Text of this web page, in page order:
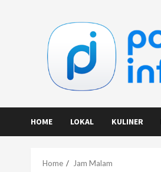
HOME LOKAL KULINER
Home Jam Malam